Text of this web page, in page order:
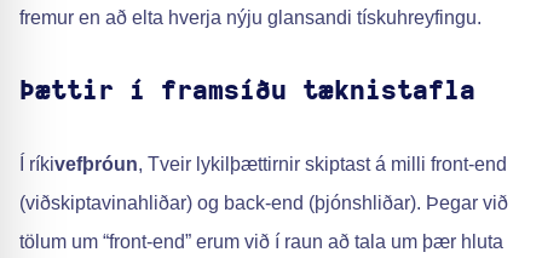
fremur en að elta hverja nýju glansandi tískuhreyfingu.
Þættir í framsíðu tæknistafla
Í ríkivefþróun, Tveir lykilþættirnir skiptast á milli front-end
(viðskiptavinahliðar) og back-end (þjónshliðar). Þegar við
tölum um “front-end” erum við í raun að tala um þær hluta